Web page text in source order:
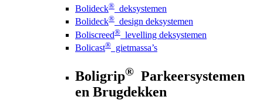
Bolideck® deksystemen
Bolideck® design deksystemen
Boliscreed® levelling deksystemen
Bolicast® gietmassa’s
Boligrip® Parkeersystemen
en Brugdekken